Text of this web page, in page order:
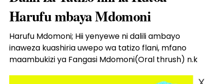
Harufu mbaya Mdomoni
Harufu Mdomoni; Hii yenyewe ni dalili ambayo
inaweza kuashiria uwepo wa tatizo flani, mfano
maambukizi ya Fangasi Mdomoni(Oral thrush) n.k